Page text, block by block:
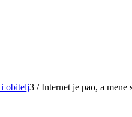
obitelj3 / Internet je pao, a mene